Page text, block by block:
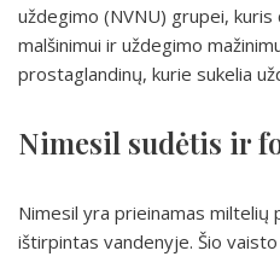
uždegimo (NVNU) grupei,
malšinimui ir uždegimo
prostaglandinų, kurie sukelia
Nimesil sudėtis ir
Nimesil yra prieinamas miltelių
ištirpintas vandenyje. Šio